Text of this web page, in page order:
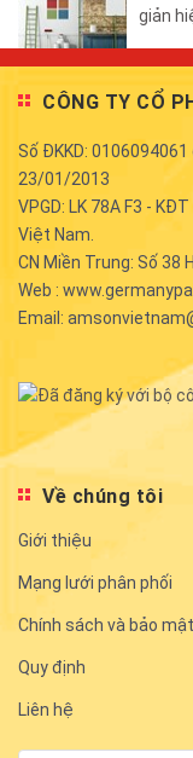
giản
CÔNG TY CỔ
Số ĐKKD:
23/01/2013
VPGD: LK 78A F3 -
Việt Nam.
CN Miền Trung: Số 38
Web :
Email:
Về chúng tôi
Giới thiệu
Mạng lưới phân phối
Chính sách và bảo mật
Quy định
Liên hệ